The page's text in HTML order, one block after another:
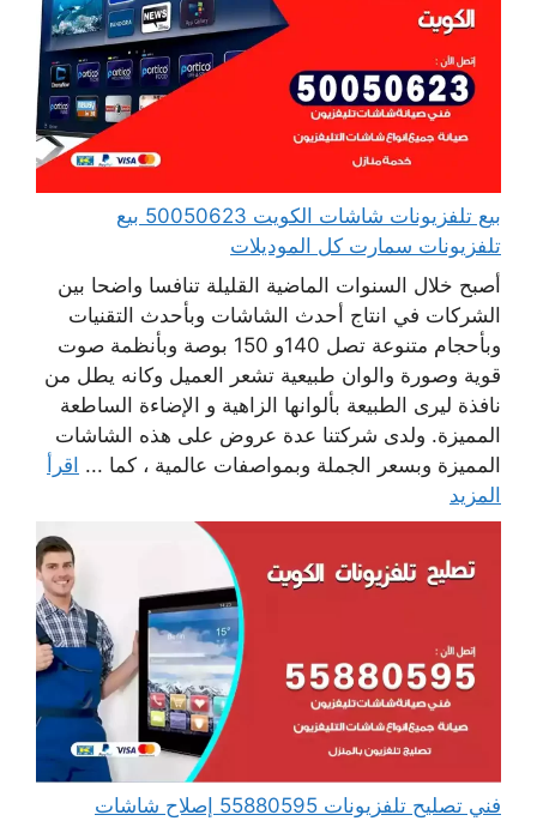
بيع تلفزيونات شاشات الكويت 50050623 بيع
تلفزيونات سمارت كل الموديلات
أصبح خلال السنوات الماضية القليلة تنافسا واضحا بين
الشركات في انتاج أحدث الشاشات وبأحدث التقنيات
وبأحجام متنوعة تصل 140و 150 بوصة وبأنظمة صوت
قوية وصورة والوان طبيعية تشعر العميل وكانه يطل من
نافذة ليرى الطبيعة بألوانها الزاهية و الإضاءة الساطعة
المميزة. ولدى شركتنا عدة عروض على هذه الشاشات
المميزة وبسعر الجملة وبمواصفات عالمية ، كما ... اقرأ
المزيد
فني تصليح تلفزيونات 55880595 إصلاح شاشات